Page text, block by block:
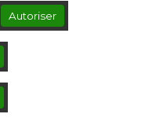
Autoriser